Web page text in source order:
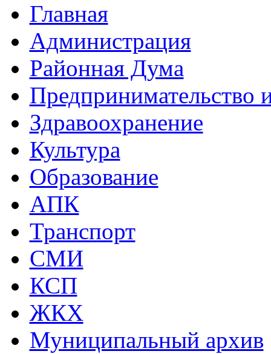
Главная
Администрация
Районная Дума
Предпринимательство
Здравоохранение
Культура
Образование
АПК
Транспорт
СМИ
КСП
ЖКХ
Муниципальный архив